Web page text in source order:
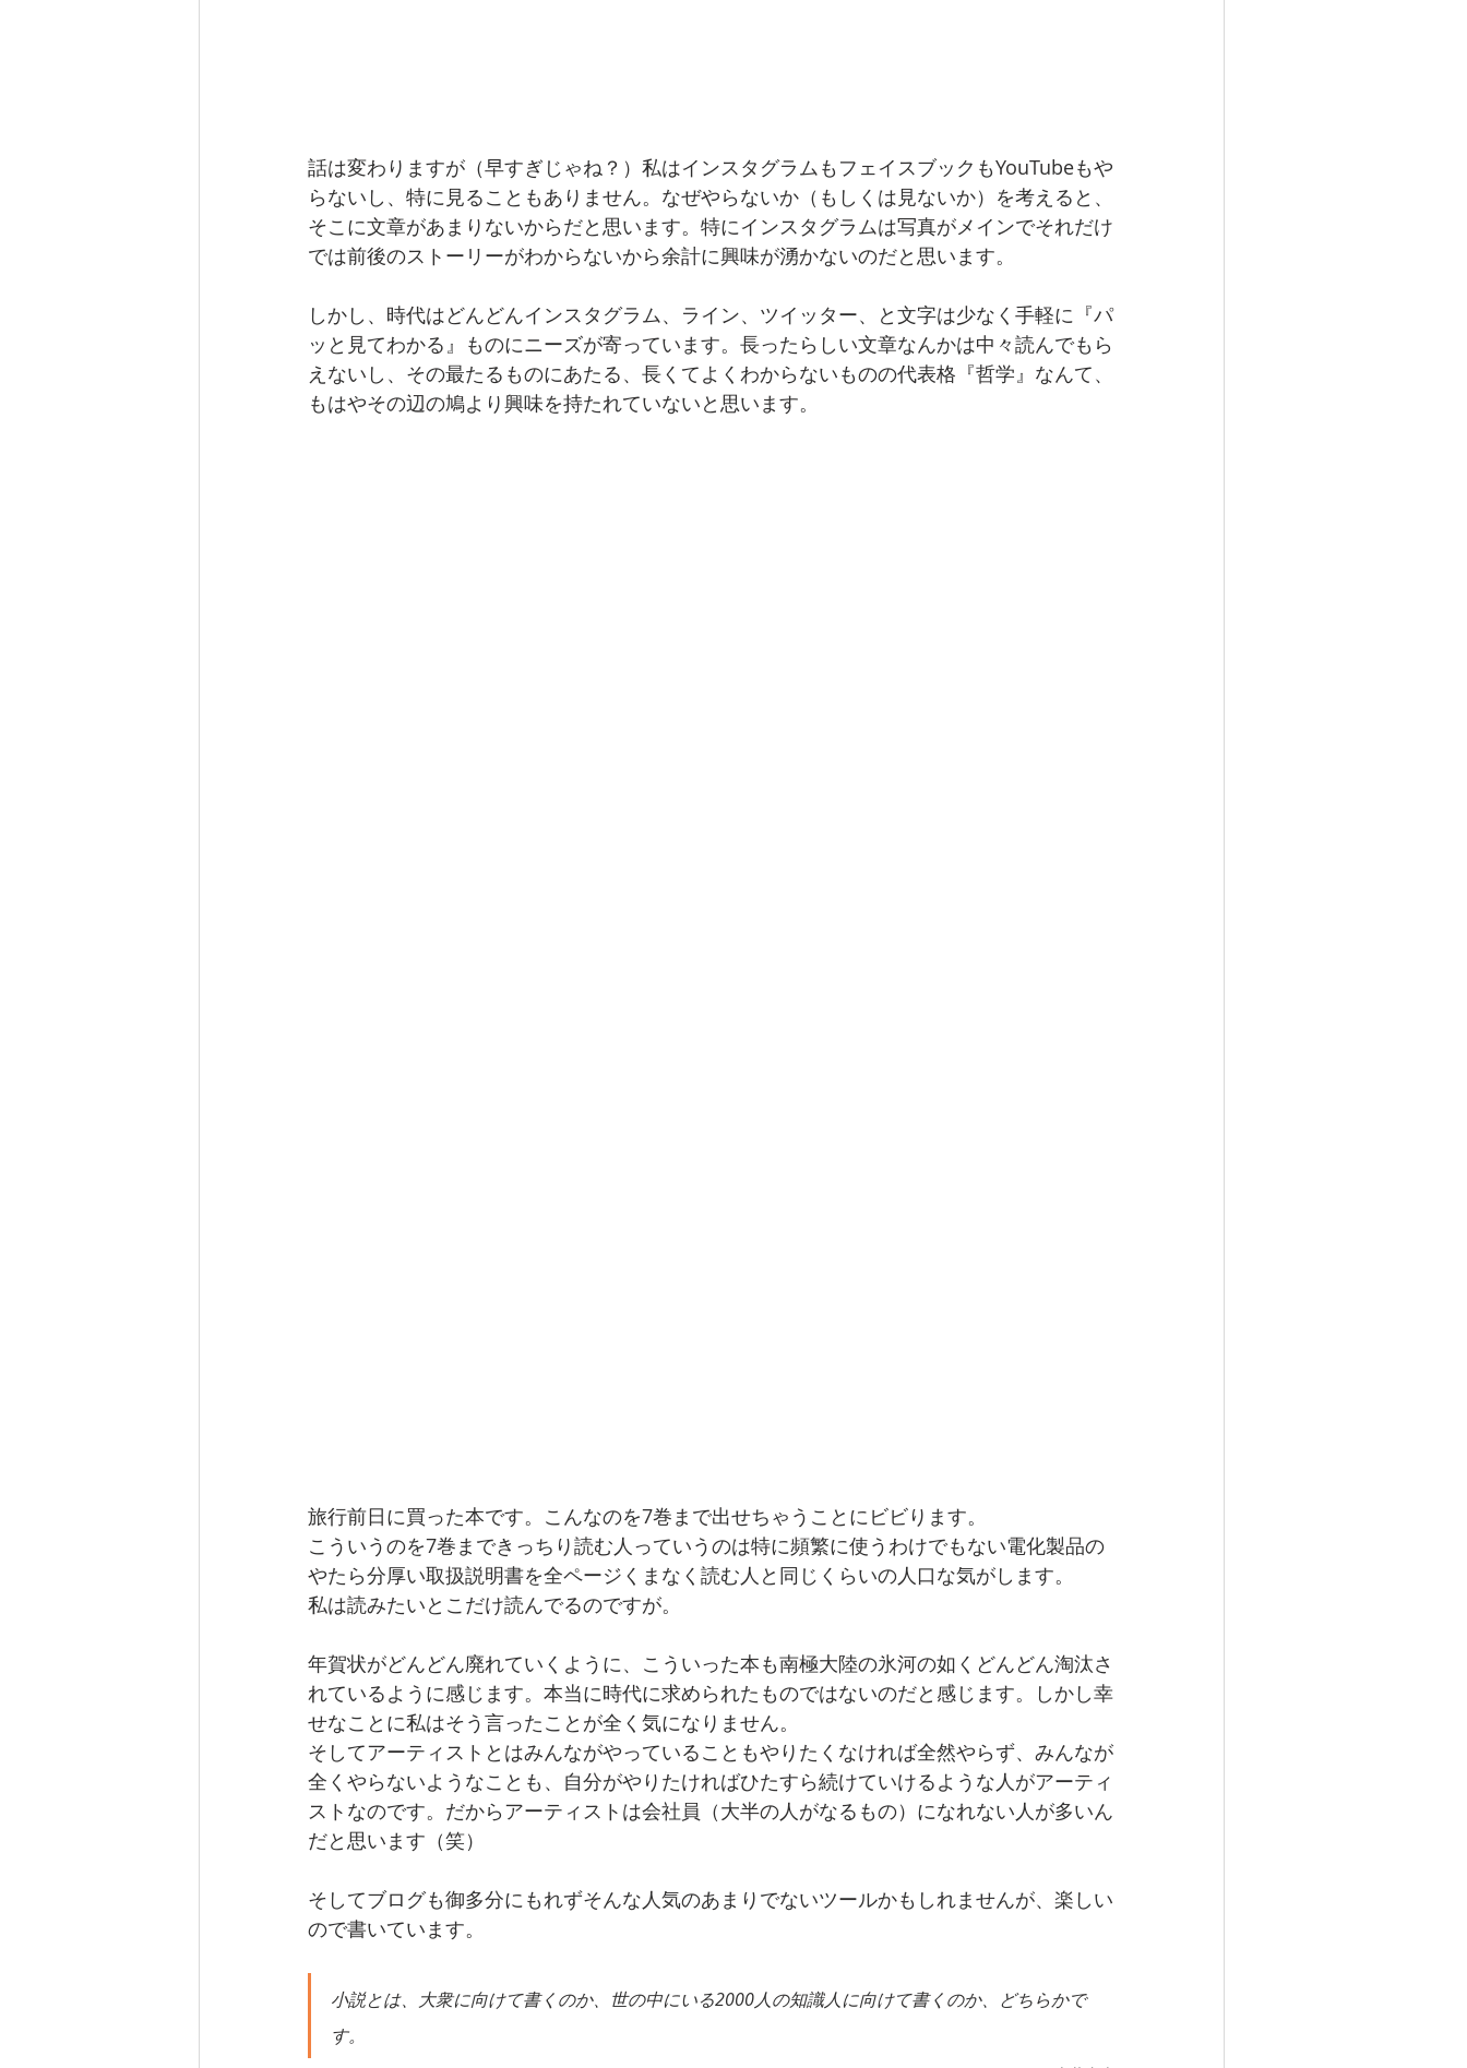
話は変わりますが（早すぎじゃね？）私はインスタグラムもフェイスブックもYouTubeもや
らないし、特に見ることもありません。なぜやらないか（もしくは見ないか）を考えると、
そこに文章があまりないからだと思います。特にインスタグラムは写真がメインでそれだけ
では前後のストーリーがわからないから余計に興味が湧かないのだと思います。
しかし、時代はどんどんインスタグラム、ライン、ツイッター、と文字は少なく手軽に『パ
ッと見てわかる』ものにニーズが寄っています。長ったらしい文章なんかは中々読んでもら
えないし、その最たるものにあたる、長くてよくわからないものの代表格『哲学』なんて、
もはやその辺の鳩より興味を持たれていないと思います。
旅行前日に買った本です。こんなのを7巻まで出せちゃうことにビビります。
こういうのを7巻まできっちり読む人っていうのは特に頻繁に使うわけでもない電化製品の
やたら分厚い取扱説明書を全ページくまなく読む人と同じくらいの人口な気がします。
私は読みたいとこだけ読んでるのですが。
年賀状がどんどん廃れていくように、こういった本も南極大陸の氷河の如くどんどん淘汰さ
れているように感じます。本当に時代に求められたものではないのだと感じます。しかし幸
せなことに私はそう言ったことが全く気になりません。
そしてアーティストとはみんながやっていることもやりたくなければ全然やらず、みんなが
全くやらないようなことも、自分がやりたければひたすら続けていけるような人がアーティ
ストなのです。だからアーティストは会社員（大半の人がなるもの）になれない人が多いん
だと思います（笑）
そしてブログも御多分にもれずそんな人気のあまりでないツールかもしれませんが、楽しい
ので書いています。
小説とは、大衆に向けて書くのか、世の中にいる2000人の知識人に向けて書くのか、どちらかで
す。